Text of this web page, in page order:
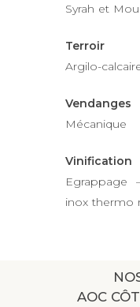
Syrah et
Terroir
Argilo-
Vendanges
Mécanique
Vinification
Egrappage
inox thermo
AOC